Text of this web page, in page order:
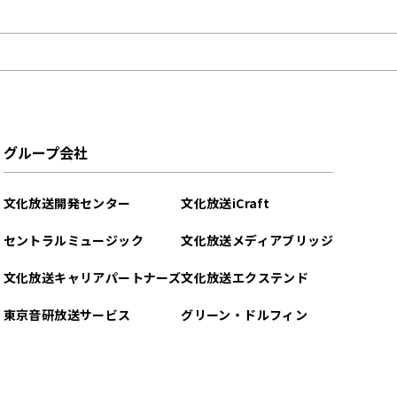
グループ会社
文化放送開発センター
セントラルミュージック
文化放送キャリアパートナーズ
東京音研放送サービス
文化放送iCraft
文化放送メディアブリッジ
文化放送エクステンド
グリーン・ドルフィン